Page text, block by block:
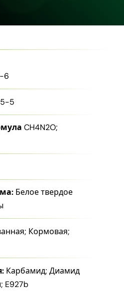
6
5
CH4N2O;
Белое твердое
Кормовая;
Карбамид; Диамид
E927b